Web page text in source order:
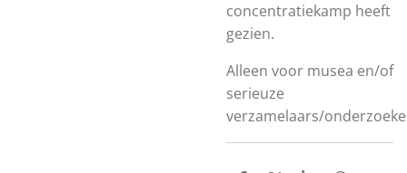
concentratiekamp heeft
gezien.
Alleen voor musea en/of
serieuze
verzamelaars/